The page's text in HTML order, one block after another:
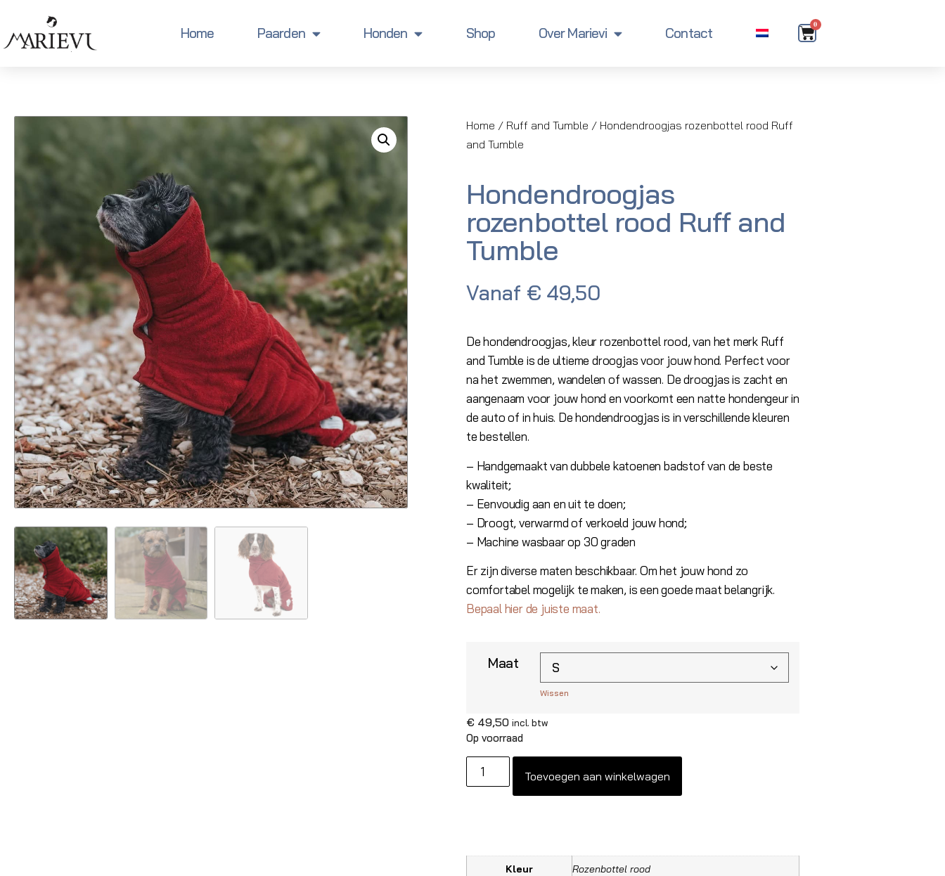
Home Paarden Honden Shop Over Marievi Contact
0
Home / Ruff and Tumble / Hondendroogjas rozenbottel rood Ruff
and Tumble
Hondendroogjas
rozenbottel rood Ruff and
Tumble
Vanaf € 49,50
De hondendroogjas, kleur rozenbottel rood, van het merk Ruff
and Tumble is de ultieme droogjas voor jouw hond. Perfect voor
na het zwemmen, wandelen of wassen. De droogjas is zacht en
aangenaam voor jouw hond en voorkomt een natte hondengeur in
de auto of in huis. De hondendroogjas is in verschillende kleuren
te bestellen.
– Handgemaakt van dubbele katoenen badstof van de beste
kwaliteit;
– Eenvoudig aan en uit te doen;
– Droogt, verwarmd of verkoeld jouw hond;
– Machine wasbaar op 30 graden
Er zijn diverse maten beschikbaar. Om het jouw hond zo
comfortabel mogelijk te maken, is een goede maat belangrijk.
Bepaal hier de juiste maat.
Maat
Wissen
€ 49,50 incl. btw
Op voorraad
Toevoegen aan winkelwagen
Kleur Rozenbottel rood